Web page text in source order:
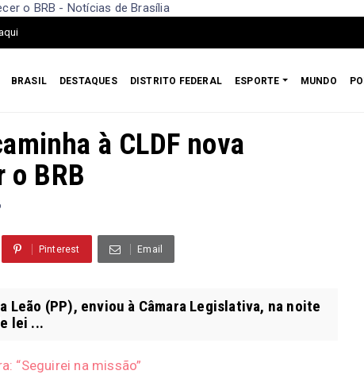
o BRB - Notícias de Brasília
BRASIL DESTAQUES DISTRITO FEDERAL ESPORTE MUNDO
à CLDF nova
o BRB
Pinterest Email
(PP), enviou à Câmara Legislativa, na noite
lei ...
“Seguirei na missão”